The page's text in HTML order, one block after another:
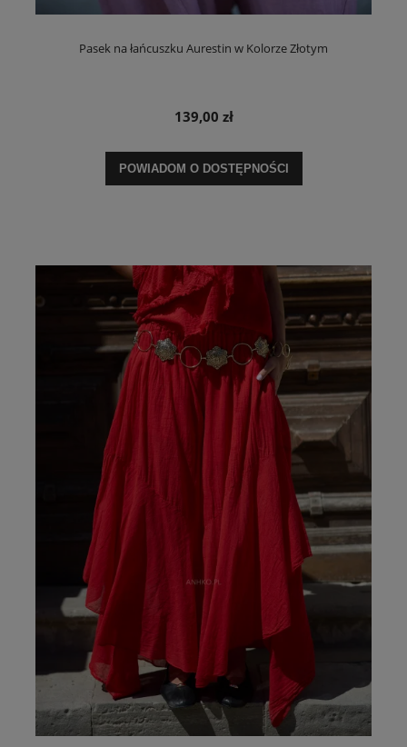
Pasek na łańcuszku Aurestin w Kolorze Złotym
139,00 zł
POWIADOM O DOSTĘPNOŚCI